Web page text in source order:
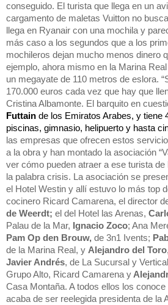
conseguido. El turista que llega en un
cargamento de maletas Vuitton no
llega en Ryanair con una mochila y
más caso a los segundos que a los
mochileros dejan mucho menos dinero
ejemplo, ahora mismo en la Marina
un megayate de 110 metros de eslora.
170.000 euros cada vez que hay que
Cristina Albamonte. El barquito en
Futtain de los Emiratos Arabes, y tiene
piscinas, gimnasio, helipuerto y hasta
las empresas que ofrecen estos
a la obra y han montado la asociación
ver cómo pueden atraer a ese turista
la palabra crisis. La asociación se
el Hotel Westin y allí estuvo lo más top
cocinero Ricard Camarena, el director
de Weerdt; el del Hotel las Arenas,
Palau de la Mar, Ignacio Zoco
Pam Op den Brouw, de 3n1 Ivents;
de la Marina Real, y Alejandro del Toro
Javier Andrés, de La Sucursal y
Grupo Alto, Ricard Camarena y
Casa Montaña. A todos ellos los
acaba de ser reelegida presidenta de la